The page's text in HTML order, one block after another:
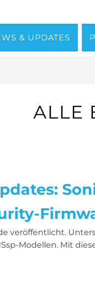
& UPDATES
ALLE
veröffentlicht.
Modellen. Mit